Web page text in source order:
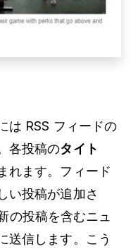
は RSS フィードの
各投稿のタイト
れます。フィード
い投稿が追加さ
の投稿を含むニュ
送信します。こう